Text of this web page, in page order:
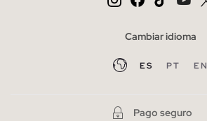
Cambiar idioma
ES PT EN
Pago seguro